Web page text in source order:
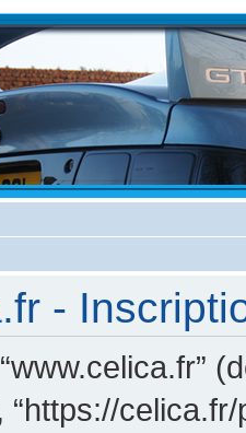
-
“https://